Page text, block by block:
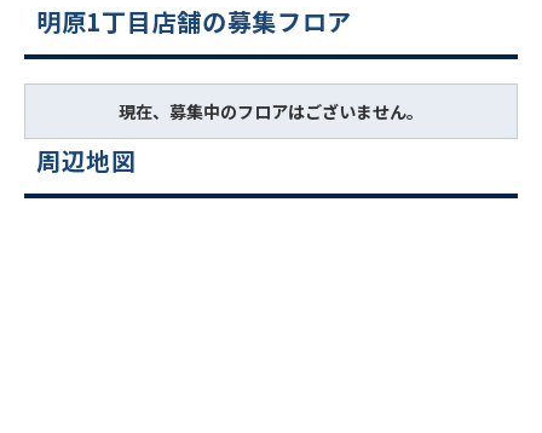
明原1丁目店舗の募集フロア
現在、募集中のフロアはございません。
周辺地図